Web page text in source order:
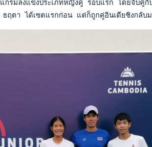
กรมลงแข่งประเภทหญิงคู่ รอบแรก โดยจับ
ตา ได้เซตแรกก่อน แต่ก็ถูกคู่อินเดียชิงกลับ